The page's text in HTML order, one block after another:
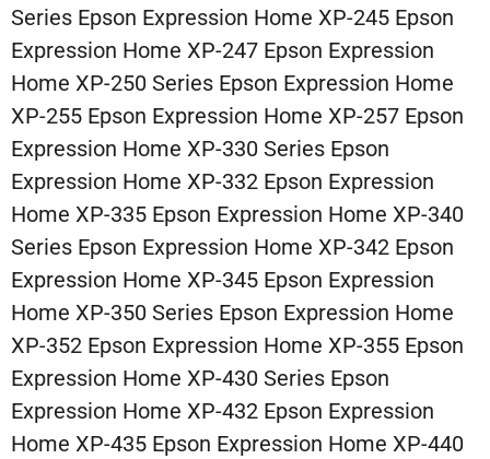
Series Epson Expression Home XP-245 Epson
Expression Home XP-247 Epson Expression
Home XP-250 Series Epson Expression Home
XP-255 Epson Expression Home XP-257 Epson
Expression Home XP-330 Series Epson
Expression Home XP-332 Epson Expression
Home XP-335 Epson Expression Home XP-340
Series Epson Expression Home XP-342 Epson
Expression Home XP-345 Epson Expression
Home XP-350 Series Epson Expression Home
XP-352 Epson Expression Home XP-355 Epson
Expression Home XP-430 Series Epson
Expression Home XP-432 Epson Expression
Home XP-435 Epson Expression Home XP-440